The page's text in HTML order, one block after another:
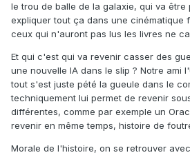
le trou de balle de la galaxie, qui va être
expliquer tout ça dans une cinématique
ceux qui n'auront pas lus les livres ne
Et qui c'est qui va revenir casser des
une nouvelle IA dans le slip ? Notre ami
tout s'est juste pété la gueule dans le
techniquement lui permet de revenir
différentes, comme par exemple un
revenir en même temps, histoire de
Morale de l'histoire, on se retrouver